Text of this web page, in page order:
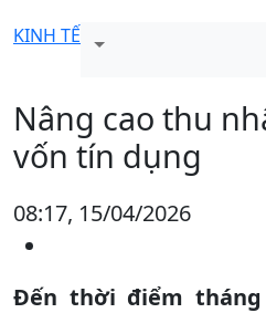
KINH TẾ
Nâng cao thu
vốn tín dụng
08:17, 15/04/2026
Đến thời điểm tháng